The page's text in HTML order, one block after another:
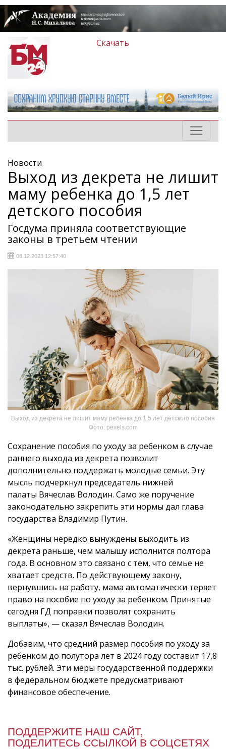
Скачать
Новости
Выход из декрета не лишит
маму ребенка до 1,5 лет
детского пособия
Госдума приняла соответствующие
законы в третьем чтении
08.12.2023 12:57:40
Выход из декрета не лишит маму ребенка до 1,5 лет детского пособия
Фото: pexels.com
Сохранение пособия по уходу за ребенком в случае
раннего выхода из декрета позволит
дополнительно поддержать молодые семьи. Эту
мысль подчеркнул председатель нижней
палаты Вячеслав Володин. Само же поручение
законодательно закрепить эти нормы дал глава
государства Владимир Путин.
«Женщины нередко вынуждены выходить из
декрета раньше, чем малышу исполнится полтора
года. В основном это связано с тем, что семье не
хватает средств. По действующему закону,
вернувшись на работу, мама автоматически теряет
право на пособие по уходу за ребенком. Принятые
сегодня ГД поправки позволят сохранить
выплаты», — сказал Вячеслав Володин.
Добавим, что средний размер пособия по уходу за
ребенком до полутора лет в 2024 году составит 17,8
тыс. рублей. Эти меры государственной поддержки
в федеральном бюджете предусматривают
финансовое обеспечение.
ПОДДЕРЖИТЕ НАШ САЙТ,
ПОДЕЛИТЕСЬ ССЫЛКОЙ В СОЦСЕТЯХ